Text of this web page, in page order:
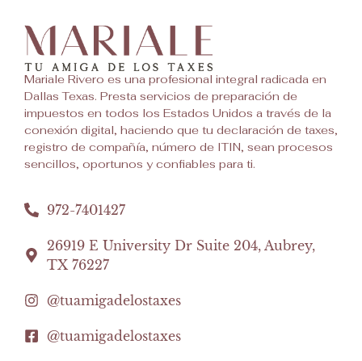
Mariale Rivero es una profesional integral radicada en
Dallas Texas. Presta servicios de preparación de
impuestos en todos los Estados Unidos a través de la
conexión digital, haciendo que tu declaración de taxes,
registro de compañía, número de ITIN, sean procesos
sencillos, oportunos y confiables para ti.
972-7401427
26919 E University Dr Suite 204, Aubrey,
TX 76227
@tuamigadelostaxes
@tuamigadelostaxes